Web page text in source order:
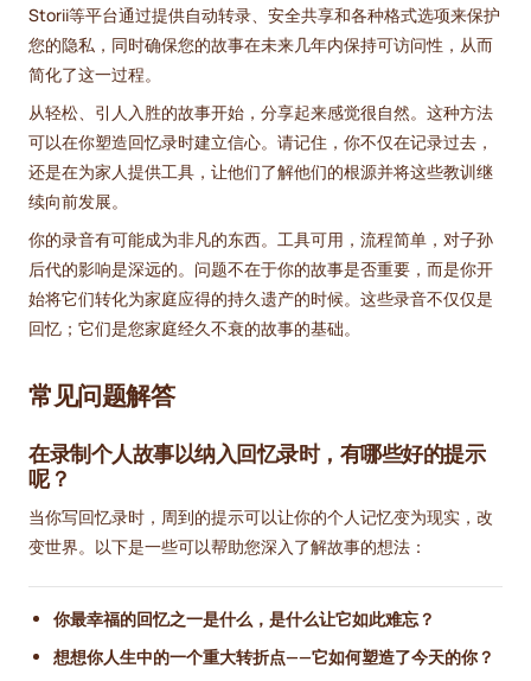
Storii等平台通过提供自动转录、安全共享和各种格式选项来保护
您的隐私，同时确保您的故事在未来几年内保持可访问性，从而
简化了这一过程。
从轻松、引人入胜的故事开始，分享起来感觉很自然。这种方法
可以在你塑造回忆录时建立信心。请记住，你不仅在记录过去，
还是在为家人提供工具，让他们了解他们的根源并将这些教训继
续向前发展。
你的录音有可能成为非凡的东西。工具可用，流程简单，对子孙
后代的影响是深远的。问题不在于你的故事是否重要，而是你开
始将它们转化为家庭应得的持久遗产的时候。这些录音不仅仅是
回忆；它们是您家庭经久不衰的故事的基础。
常见问题解答
在录制个人故事以纳入回忆录时，有哪些好的提示
呢？
当你写回忆录时，周到的提示可以让你的个人记忆变为现实，改
变世界。以下是一些可以帮助您深入了解故事的想法：
你最幸福的回忆之一是什么，是什么让它如此难忘？
想想你人生中的一个重大转折点——它如何塑造了今天的你？